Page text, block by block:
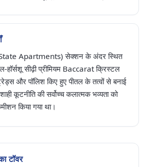
Apartments) सेक्शन के अंदर स्थित
हॉर्सशू सीढ़ी प्रीमियम Baccarat क्रिस्टल
और पॉलिश किए हुए पीतल के तत्वों से बनाई
कूटनीति की सर्वोच्च कलात्मक भव्यता को
किया गया था।
टॉवर